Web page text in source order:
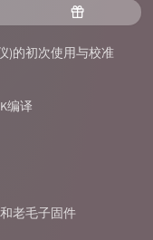
随
机
文
章
)的初次使用与校准
编译
老毛子固件